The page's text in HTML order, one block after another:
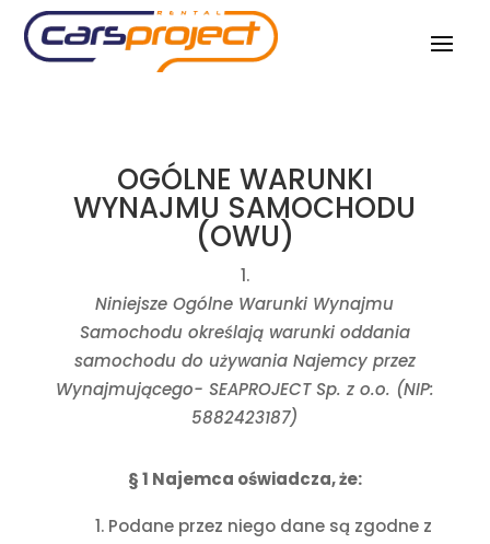
OGÓLNE WARUNKI
WYNAJMU SAMOCHODU
(OWU)
Niniejsze Ogólne Warunki Wynajmu
Samochodu określają warunki oddania
samochodu do używania Najemcy przez
Wynajmującego- SEAPROJECT Sp. z o.o. (NIP:
5882423187)
§ 1 Najemca oświadcza, że:
Podane przez niego dane są zgodne z